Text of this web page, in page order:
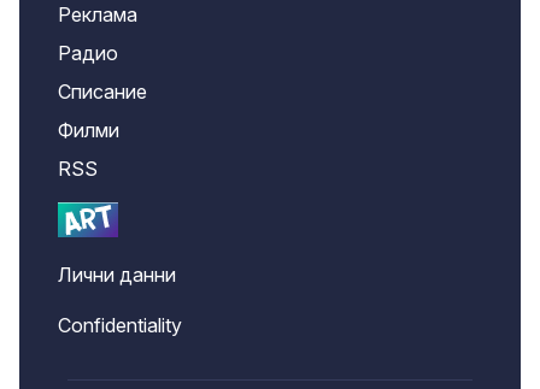
Реклама
Радио
Списание
Филми
RSS
Лични данни
Confidentiality